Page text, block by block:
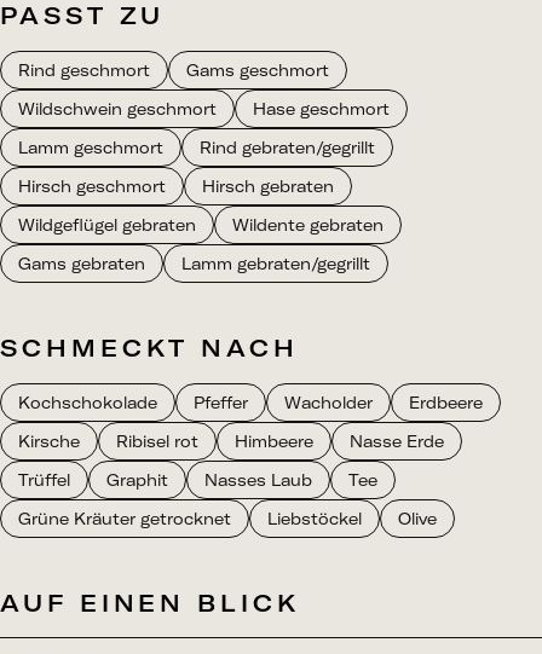
PASST ZU
Rind geschmort
Gams geschmort
Wildschwein geschmort
Hase geschmort
Lamm geschmort
Rind gebraten/gegrillt
Hirsch geschmort
Hirsch gebraten
Wildgeflügel gebraten
Wildente gebraten
Gams gebraten
Lamm gebraten/gegrillt
SCHMECKT NACH
Kochschokolade Pfeffer Wacholder
Erdbeere
Kirsche
Ribisel rot Himbeere
Nasse Erde
Trüffel
Graphit Nasses Laub
Tee
Grüne Kräuter getrocknet
Liebstöckel Olive
AUF EINEN BLICK